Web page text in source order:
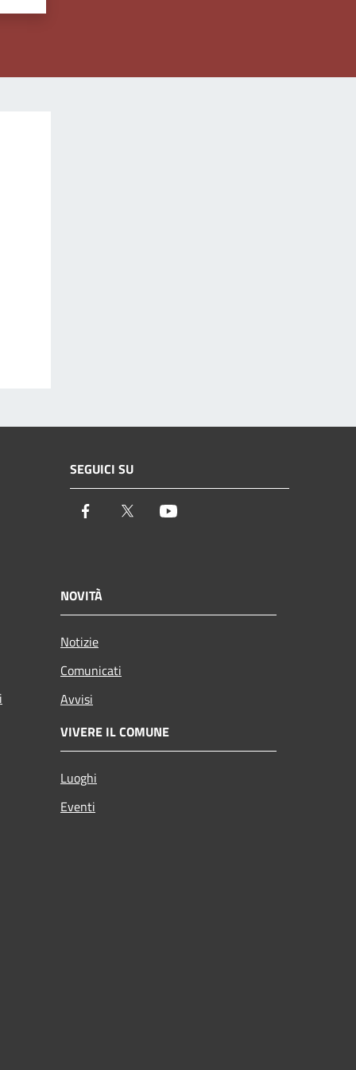
SEGUICI SU
Facebook Twitter
NOVITÀ
Notizie
Comunicati
Avvisi
VIVERE IL COMUNE
Luoghi
Eventi